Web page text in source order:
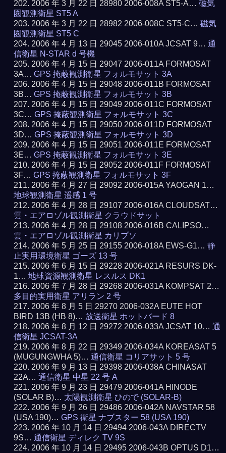
2006 年 3 月 22 日 28980 2006-008A ST5-A…磁気
圏観測衛星 ST5 A
2006 年 3 月 22 日 28982 2006-008C ST5-C…磁気
圏観測衛星 ST5 C
2006 年 4 月 13 日 29045 2006-010A JCSAT 9…通
信衛星 N-STAR d 号機
2006 年 4 月 15 日 29047 2006-011A FORMOSAT
3A…GPS 掩蔽観測衛星 フォルモサット 3A
2006 年 4 月 15 日 29048 2006-011B FORMOSAT
3B…GPS 掩蔽観測衛星 フォルモサット 3B
2006 年 4 月 15 日 29049 2006-011C FORMOSAT
3C…GPS 掩蔽観測衛星 フォルモサット 3C
2006 年 4 月 15 日 29050 2006-011D FORMOSAT
3D…GPS 掩蔽観測衛星 フォルモサット 3D
2006 年 4 月 15 日 29051 2006-011E FORMOSAT
3E…GPS 掩蔽観測衛星 フォルモサット 3E
2006 年 4 月 15 日 29052 2006-011F FORMOSAT
3F…GPS 掩蔽観測衛星 フォルモサット 3F
2006 年 4 月 27 日 29092 2006-015A YAOGAN 1…
地球観測衛星 遥感 1 号
2006 年 4 月 28 日 29107 2006-016A CLOUDSAT…
雲・エアロゾル観測衛星 クラウドサット
2006 年 4 月 28 日 29108 2006-016B CALIPSO…
雲・エアロゾル観測衛星 カリプソ
2006 年 5 月 25 日 29155 2006-018A EWS-G1…静
止実用環境衛星 ゴーズ 13 号
2006 年 6 月 15 日 29228 2006-021A RESURS DK-
1…地球資源観測衛星 レスルス DK1
2006 年 7 月 28 日 29268 2006-031A KOMPSAT 2…
多目的実用衛星 アリラン 2 号
2006 年 8 月 5 日 29270 2006-032A EUTE HOT
BIRD 13B (HB 8)… 放送衛星 ホットバード 8
2006 年 8 月 12 日 29272 2006-033A JCSAT 10…通
信衛星 JCSAT-3A
2006 年 8 月 22 日 29349 2006-034A KOREASAT 5
(MUGUNGWHA 5)…通信衛星 コリアサット 5 号
2006 年 9 月 13 日 29398 2006-038A CHINASAT
22A…通信衛星 中星 22 号 A
2006 年 9 月 23 日 29479 2006-041A HINODE
(SOLAR B)… 太陽観測衛星 ひので (SOLAR-B)
2006 年 9 月 26 日 29486 2006-042A NAVSTAR 58
(USA 190)…GPS 衛星 ナブスター 58 (USA 190)
2006 年 10 月 14 日 29494 2006-043A DIRECTV
9S…通信衛星 ディレク TV 9S
2006 年 10 月 14 日 29495 2006-043B OPTUS D1…